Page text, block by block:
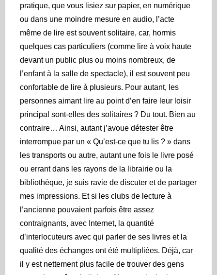
pratique, que vous lisiez sur papier, en numérique
ou dans une moindre mesure en audio, l’acte
même de lire est souvent solitaire, car, hormis
quelques cas particuliers (comme lire à voix haute
devant un public plus ou moins nombreux, de
l’enfant à la salle de spectacle), il est souvent peu
confortable de lire à plusieurs. Pour autant, les
personnes aimant lire au point d’en faire leur loisir
principal sont-elles des solitaires ? Du tout. Bien au
contraire… Ainsi, autant j’avoue détester être
interrompue par un « Qu’est-ce que tu lis ? » dans
les transports ou autre, autant une fois le livre posé
ou errant dans les rayons de la librairie ou la
bibliothèque, je suis ravie de discuter et de partager
mes impressions. Et si les clubs de lecture à
l’ancienne pouvaient parfois être assez
contraignants, avec Internet, la quantité
d’interlocuteurs avec qui parler de ses livres et la
qualité des échanges ont été multipliées. Déjà, car
il y est nettement plus facile de trouver des gens